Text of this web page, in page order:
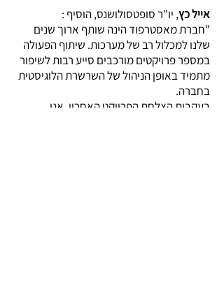
אייל כץ, יו"ר סופטסולושנס, הוסיף :
"חברת מאסטרפוד הינה שותף ארוך שנים
שלנו למכלול רב של מערכות. שיתוף הפעולה
במספר פרויקטים מורכבים סייע רבות לשיפור
מתמיד באופן הניהול של השרשרת הלוגיסטית
בחברה.
בעקבות הצלחת הפרויקט האחרון, אנו